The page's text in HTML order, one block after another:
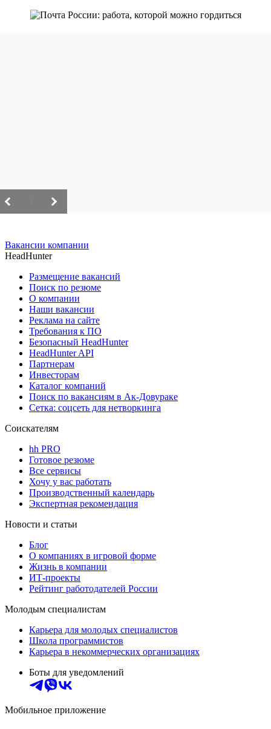
Вакансии компании
HeadHunter
Размещение вакансий
Поиск по резюме
О компании
Наши вакансии
Реклама на сайте
Требования к ПО
Безопасный HeadHunter
HeadHunter API
Партнерам
Инвесторам
Каталог компаний
Поиск по вакансиям в Ак-Довураке
Сетка: соцсеть для нетворкинга
Соискателям
hh PRO
Готовое резюме
Все сервисы
Хочу у вас работать
Производственный календарь
Экспертная рекомендация
Новости и статьи
Блог
О компаниях в игровой форме
Жизнь в компании
ИТ-проекты
Рейтинг работодателей России
Молодым специалистам
Карьера для молодых специалистов
Школа программистов
Карьера в некоммерческих организациях
Боты для уведомлений
Мобильное приложение